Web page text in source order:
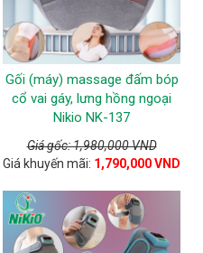
Gối (máy) massage đấm bóp
cổ vai gáy, lưng hồng ngoại
Nikio NK-137
Giá gốc: 1,980,000 VND
Giá khuyến mãi: 1,790,000 VND